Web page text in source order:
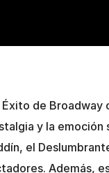
de
y la
el
Además,